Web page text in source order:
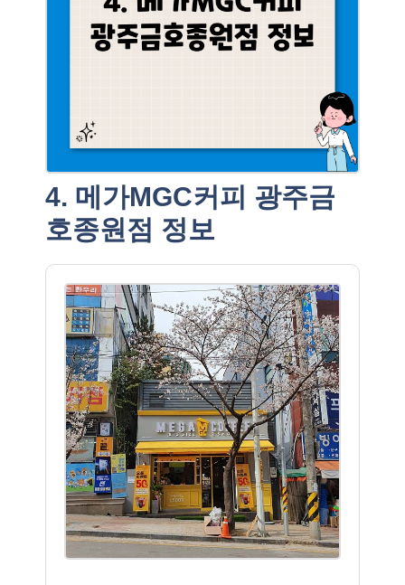
4. 메가MGC커피 광주금
호종원점 정보